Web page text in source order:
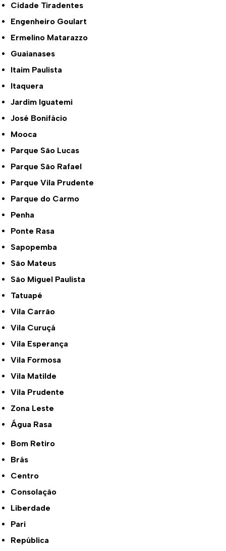
Cidade Tiradentes
Engenheiro Goulart
Ermelino Matarazzo
Guaianases
Itaim Paulista
Itaquera
Jardim Iguatemi
José Bonifácio
Mooca
Parque São Lucas
Parque São Rafael
Parque Vila Prudente
Parque do Carmo
Penha
Ponte Rasa
Sapopemba
São Mateus
São Miguel Paulista
Tatuapé
Vila Carrão
Vila Curuçá
Vila Esperança
Vila Formosa
Vila Matilde
Vila Prudente
Zona Leste
Água Rasa
Bom Retiro
Brás
Centro
Consolação
Liberdade
Pari
República